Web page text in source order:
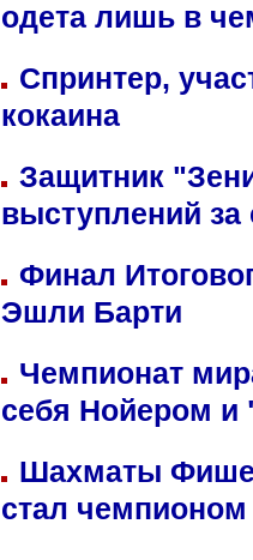
одета лишь в
Спринтер,
кокаина
Защитник
выступлений
Финал
Эшли Барти
Чемпионат
себя Нойером и
Шахматы
стал